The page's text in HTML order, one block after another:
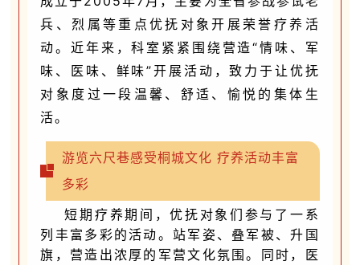
兵、烈属等重点优抚对象开展荣誉疗养活
动。近年来，科室紧紧围绕营造“情味、军
味、医味、鲜味”开展活动，致力于让优抚
对象度过一段温馨、舒适、愉悦的集体生
活。
游览六尺巷感受桐城文化 疗养活动丰富
多彩
短期疗养期间，优抚对象们参与了一系
列丰富多彩的活动。站军姿、叠军被、升国
旗，营造出浓厚的军营文化氛围。同时，医